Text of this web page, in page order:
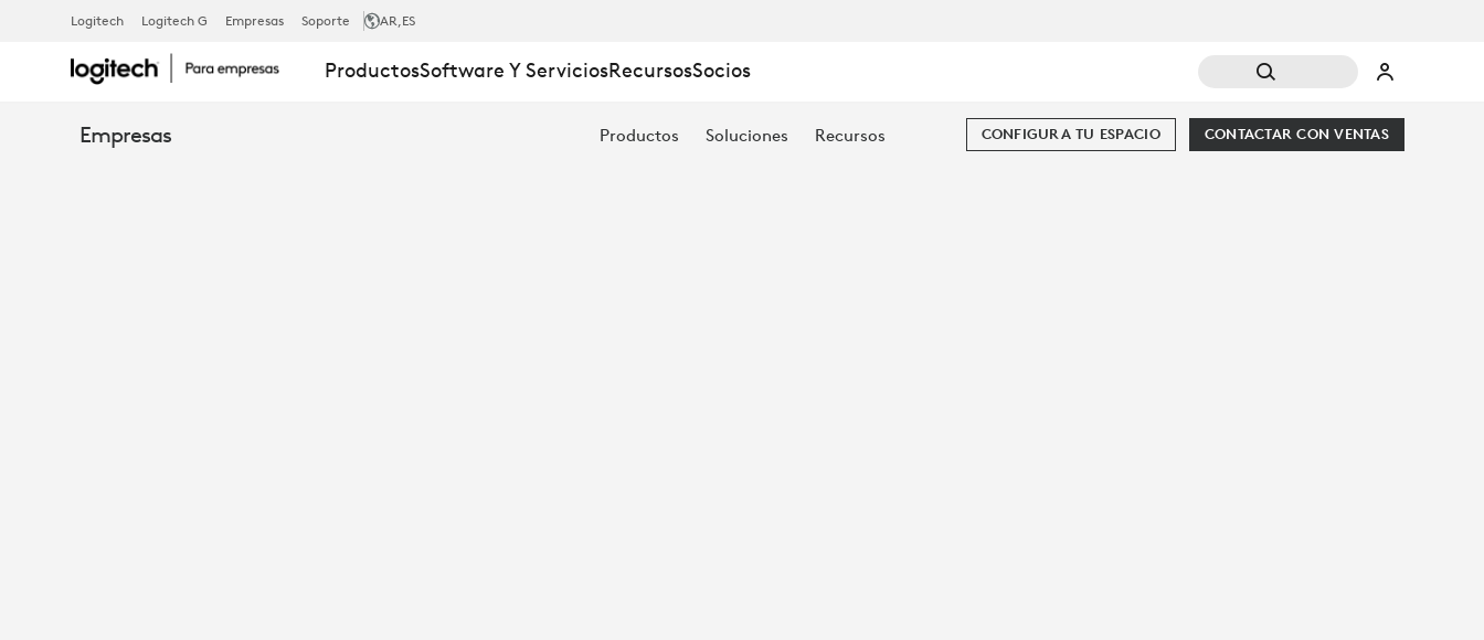
DEJA
Logitech Logitech G Empresas Soporte AR,ES
ProductosSoftware Y ServiciosRecursosSocios
Empresas Productos Soluciones Recursos CONTACTAR CON VENTAS
CONFIGURA TU ESPACIO